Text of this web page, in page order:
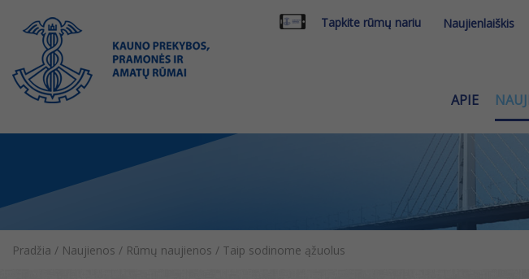
Tapkite rūmų nariu Naujienlaiškis
APIE
Pradžia / Naujienos / Rūmų naujienos / Taip sodinome ąžuolus